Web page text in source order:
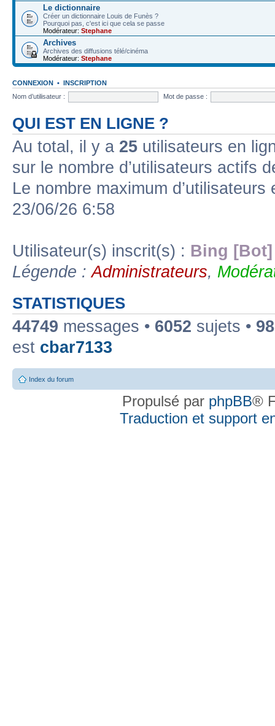
Le dictionnaire
Créer un dictionnaire Louis de Funès ?
Pourquoi pas, c'est ici que cela se passe
Modérateur: Stephane
Archives
Archives des diffusions télé/cinéma
Modérateur: Stephane
CONNEXION • INSCRIPTION
Nom d’utilisateur :
Mot de passe :
QUI EST EN LIGNE ?
Au total, il y a 25 utilisateurs en
sur le nombre d’utilisateurs actifs
Le nombre maximum
23/06/26 6:58
Utilisateur(s) inscrit(s) : Bing [Bot]
Légende :Administrateurs,
STATISTIQUES
44749 messages • 6052 sujets •
est cbar7133
Index du forum
Propulsé par phpBB®
Traduction et support